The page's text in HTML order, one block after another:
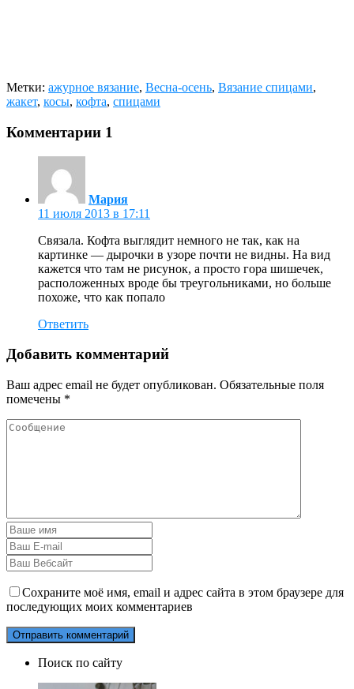
Метки: ажурное вязание, Весна-осень, Вязание спицами,
жакет, косы, кофта, спицами
Комментарии 1
Мария
11 июля 2013 в 17:11
Связала. Кофта выглядит немного не так, как на
картинке — дырочки в узоре почти не видны. На вид
кажется что там не рисунок, а просто гора шишечек,
расположенных вроде бы треугольниками, но больше
похоже, что как попало
Ответить
Добавить комментарий
Ваш адрес email не будет опубликован. Обязательные поля
помечены *
Сохраните моё имя, email и адрес сайта в этом браузере для
последующих моих комментариев
Поиск по сайту